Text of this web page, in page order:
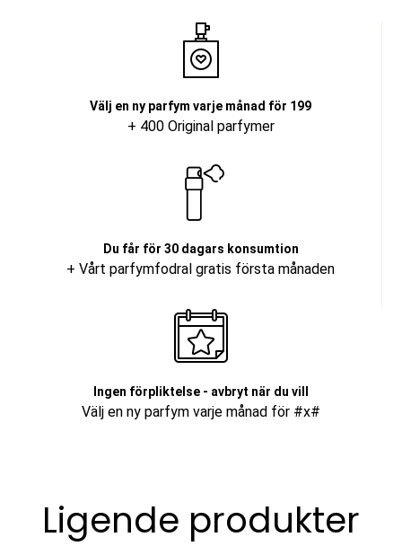
Välj en ny parfym varje månad för 199
+ 400 Original parfymer
Du får för 30 dagars konsumtion
+ Vårt parfymfodral gratis första månaden
Ingen förpliktelse - avbryt när du vill
Välj en ny parfym varje månad för #x#
Ligende produkter